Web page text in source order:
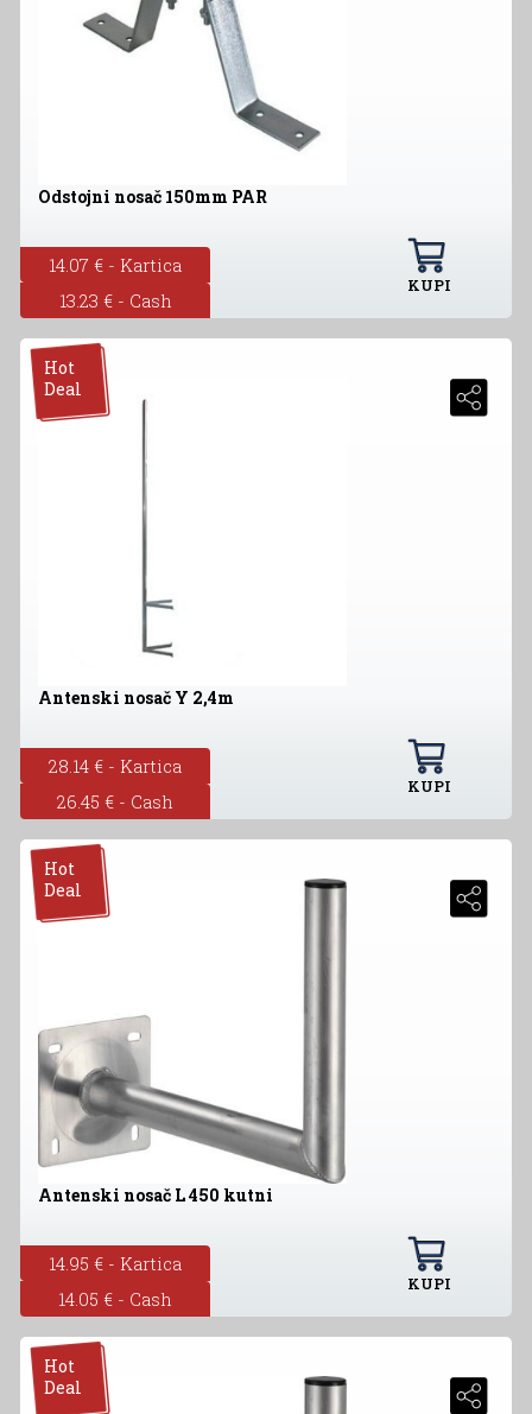
Odstojni nosač 150mm PAR
14.07 € - Kartica
13.23 € - Cash
KUPI
Hot
Deal
Antenski nosač Y 2,4m
28.14 € - Kartica
26.45 € - Cash
KUPI
Hot
Deal
Antenski nosač L 450 kutni
14.95 € - Kartica
14.05 € - Cash
KUPI
Hot
Deal